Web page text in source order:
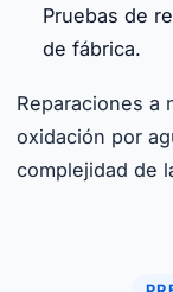
Pruebas de
de fábrica.
Reparaciones a
oxidación por
complejidad de